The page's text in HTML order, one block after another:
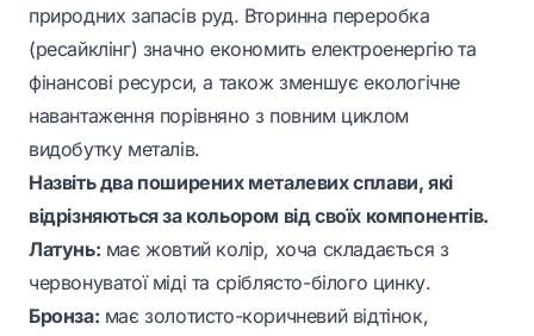
природних запасів руд. Вторинна переробка
(ресайклінг) значно економить електроенергію та
фінансові ресурси, а також зменшує екологічне
навантаження порівняно з повним циклом
видобутку металів.
Назвіть два поширених металевих сплави, які
відрізняються за кольором від своїх компонентів.
Латунь: має жовтий колір, хоча складається з
червонуватої міді та сріблясто-білого цинку.
Бронза: має золотисто-коричневий відтінок,